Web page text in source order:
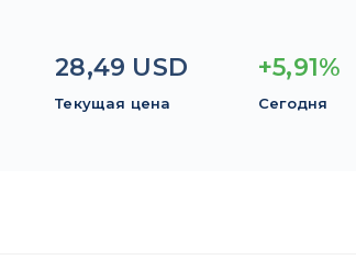
28,49 USD
Текущая цена
+5,91%
Сегодня